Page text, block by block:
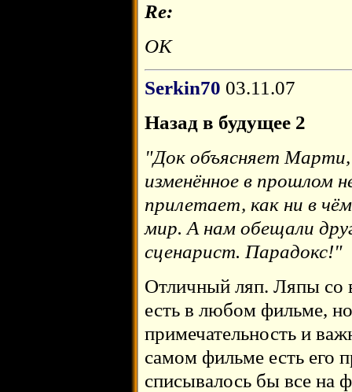
Re:
ОК
Serkin70 03.11.07
Назад в будущее 2
"Док объясняет Марти,
изменённое в прошлом
прилетает, как ни в
мир. А нам обещали
сценарист. Парадокс!"
Отличный ляп. Ляпы со
есть в любом фильме, но
примечательность и
самом фильме есть его
списывалось бы все на